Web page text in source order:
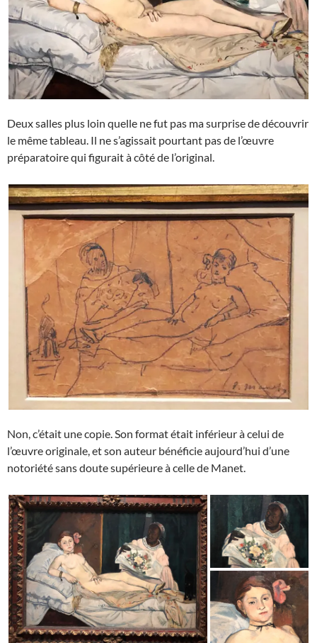
Deux salles plus loin quelle ne fut pas ma surprise de découvrir
le même tableau. Il ne s’agissait pourtant pas de l’œuvre
préparatoire qui figurait à côté de l’original.
Non, c’était une copie. Son format était inférieur à celui de
l’œuvre originale, et son auteur bénéficie aujourd’hui d’une
notoriété sans doute supérieure à celle de Manet.